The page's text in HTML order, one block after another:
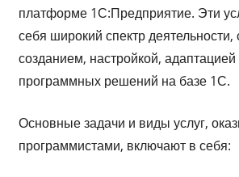
платформе 1С:Предприятие. Эти
себя широкий спектр
созданием, настройкой,
программных решений на базе 1С.
Основные задачи и виды услуг,
программистами, включают в себя: